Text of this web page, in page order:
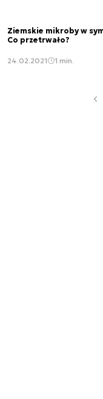
Ziemskie mikroby w
Co przetrwało?
24.02.2021 1 min.